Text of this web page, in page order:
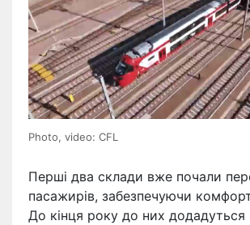
Photo, video: CFL
Перші два склади вже почали
пасажирів, забезпечуючи
До кінця року до них додадуться